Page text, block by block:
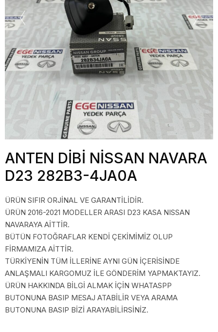
ANTEN DİBİ NİSSAN NAVARA
D23 282B3-4JA0A
ÜRÜN SIFIR ORJİNAL VE GARANTİLİDİR.
ÜRÜN 2016-2021 MODELLER ARASI D23 KASA NISSAN
NAVARAYA AİTTİR.
BÜTÜN FOTOĞRAFLAR KENDİ ÇEKİMİMİZ OLUP
FİRMAMIZA AİTTİR.
TÜRKİYENİN TÜM İLLERİNE AYNI GÜN İÇERİSİNDE
ANLAŞMALI KARGOMUZ İLE GÖNDERİM YAPMAKTAYIZ.
ÜRÜN HAKKINDA BİLGİ ALMAK İÇİN WHATASPP
BUTONUNA BASIP MESAJ ATABİLİR VEYA ARAMA
BUTONUNA BASIP BİZİ ARAYABİLİRSİNİZ.